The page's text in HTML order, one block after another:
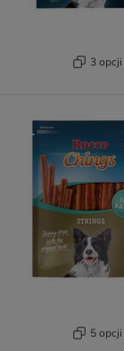
3 opcji
5 opcji